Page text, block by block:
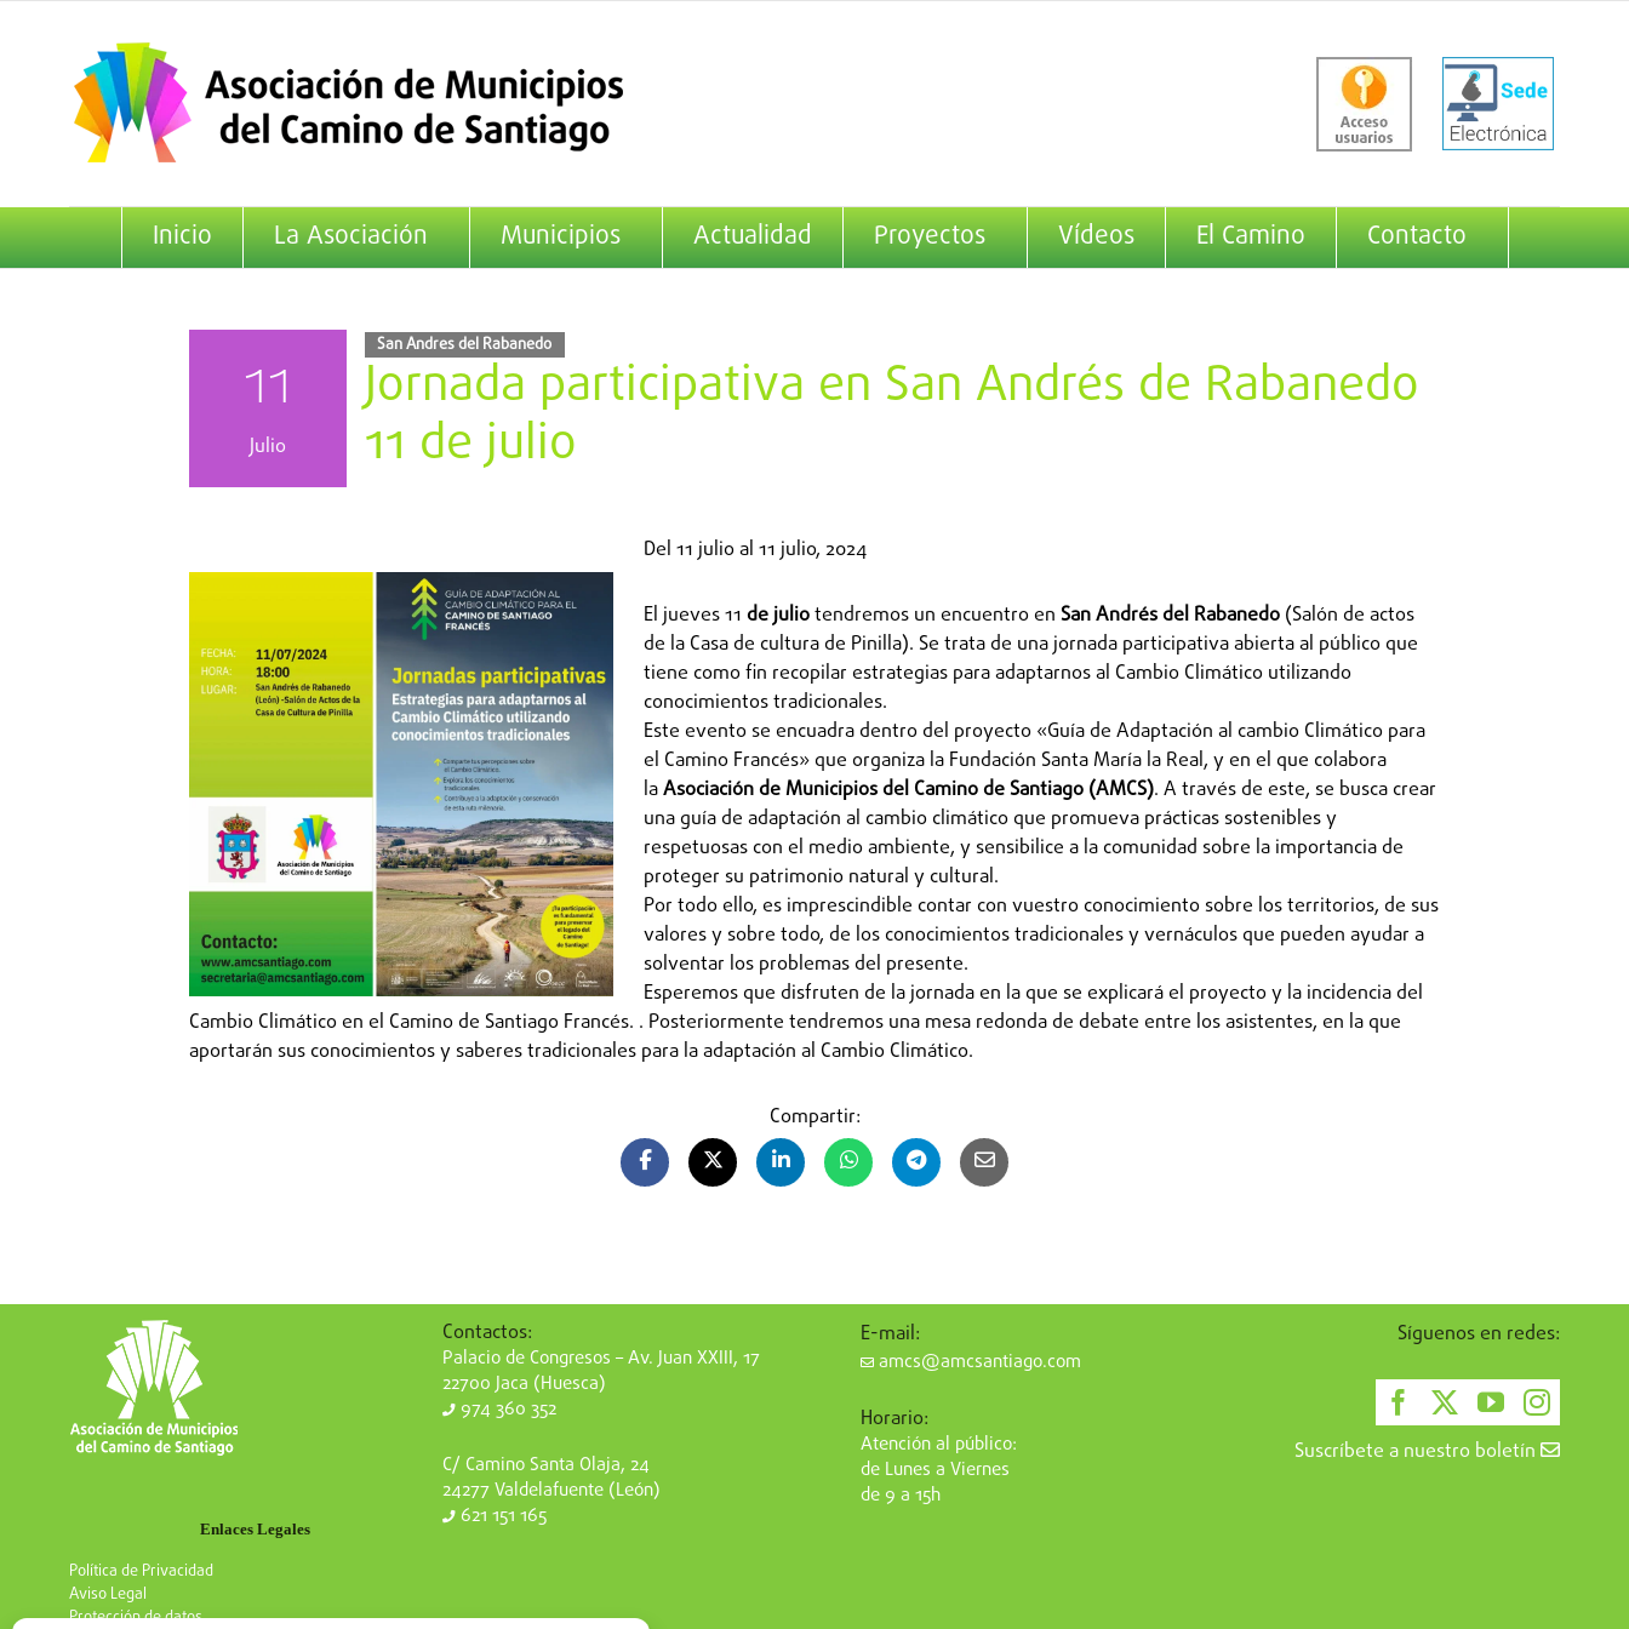
contenido
Inicio La Asociación Municipios Actualidad Proyectos Vídeos El Camino Contacto
11
Julio
San Andres del Rabanedo
Jornada participativa en San Andrés de Rabanedo
11 de julio
Del 11 julio al 11 julio, 2024
El jueves 11 de juliotendremos un encuentro en San Andrés del Rabanedo (Salón de actos
de la Casa de cultura de Pinilla). Se trata de una jornada participativa abierta al público que
tiene como fin recopilar estrategias para adaptarnos al Cambio Climático utilizando
conocimientos tradicionales.
Este evento se encuadra dentro del proyecto «Guía de Adaptación al cambio Climático para
el Camino Francés» que organiza la Fundación Santa María la Real, y en el que colabora
laAsociación de Municipios del Camino de Santiago (AMCS). A través de este, se busca crear
una guía de adaptación al cambio climático que promueva prácticas sostenibles y
respetuosas con el medio ambiente, y sensibilice a la comunidad sobre la importancia de
proteger su patrimonio natural y cultural.
Por todo ello, es imprescindible contar con vuestro conocimiento sobre los territorios, de sus
valores y sobre todo, de los conocimientos tradicionales y vernáculos que pueden ayudar a
solventar los problemas del presente.
Esperemos que disfruten de la jornada en la que se explicará el proyecto y la incidencia del
Cambio Climático en el Camino de Santiago Francés. . Posteriormente tendremos una mesa redonda de debate entre los asistentes, en la que
aportarán sus conocimientos y saberes tradicionales para la adaptación al Cambio Climático.
Compartir:
Enlaces Legales
Política de Privacidad
Aviso Legal
Protección de datos
Contactos:
Palacio de Congresos – Av. Juan XXIII, 17
22700 Jaca (Huesca)
974 360 352
C/ Camino Santa Olaja, 24
24277 Valdelafuente (León)
621 151 165
E-mail:
amcs@amcsantiago.com
Horario:
Atención al público:
de Lunes a Viernes
de 9 a 15h
Síguenos en redes:
Suscríbete a nuestro boletín